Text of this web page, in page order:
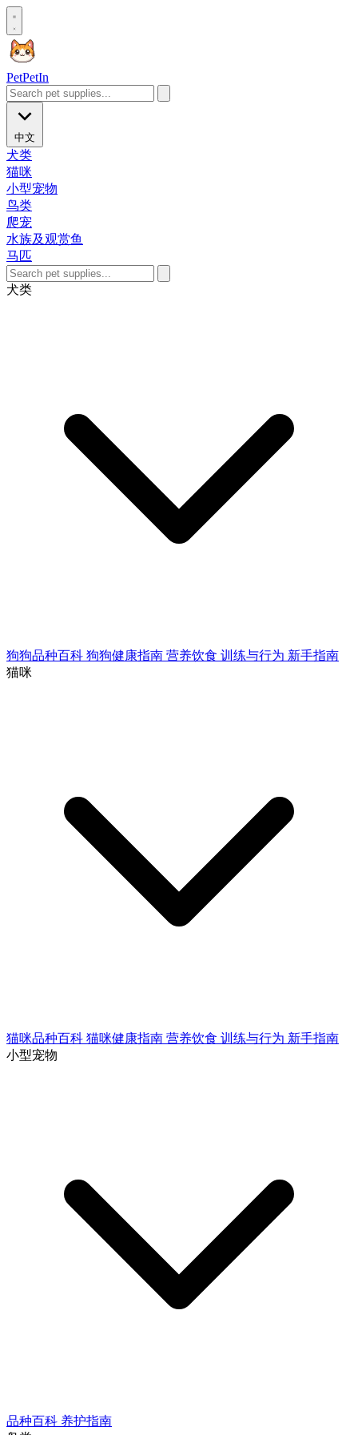
PetPetIn
中文
犬类
猫咪
小型宠物
鸟类
爬宠
水族及观赏鱼
马匹
犬类
狗狗品种百科 狗狗健康指南 营养饮食 训练与行为 新手指南
猫咪
猫咪品种百科 猫咪健康指南 营养饮食 训练与行为 新手指南
小型宠物
品种百科 养护指南